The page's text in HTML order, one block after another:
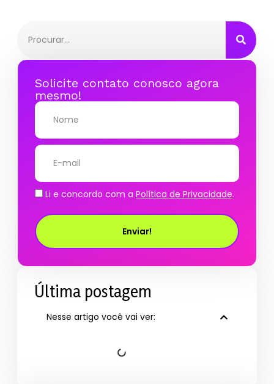
Solicite contato conosco agora
mesmo!
Li e concordo com a Política de Privacidade.
Enviar!
Última postagem
Nesse artigo você vai ver: